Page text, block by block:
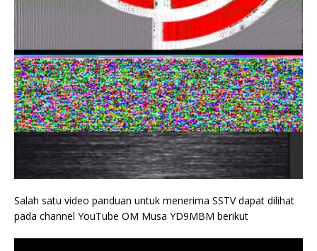
Salah satu video panduan untuk menerima SSTV dapat dilihat
pada channel YouTube OM Musa YD9MBM berikut